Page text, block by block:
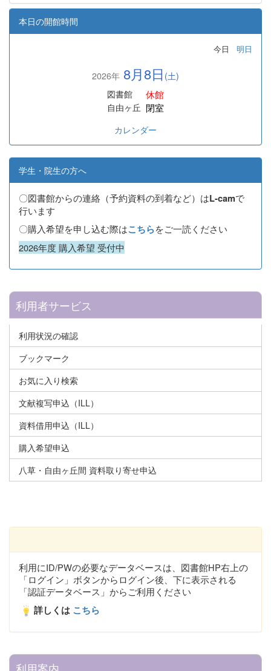
本日の開館時間
今日 明日
2026年 8月8日 (土)
図書館
休館
自由ヶ丘 閉室
カレンダー
学生・院生の方へ
〇図書館からの連絡（予約資料の到着など）はL-camで
行います
〇購入希望を申し込む際はこちらをご一読ください
2026年度 購入希望 受付中
利用者サービス
利用状況の確認
ブックマーク
お気に入り検索
文献複写申込（ILL）
資料借用申込（ILL）
購入希望申込
八草・自由ヶ丘間 資料取り寄せ申込
利用にID/PWの必要なデータベースは、図書館HP右上の
「ログイン」ボタンからログイン後、下に表示される
「認証データベース」からご利用ください
詳しくは こちら